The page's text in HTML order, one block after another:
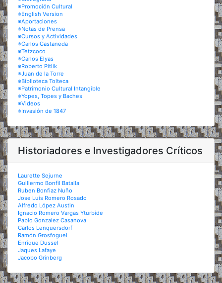
※Promoción Cultural
※English Version
※Aportaciones
※Notas de Prensa
※Cursos y Actividades
※Carlos Castaneda
※Tetzcoco
※Carlos Elyas
※Roberto Pitlik
※Juan de la Torre
※Biblioteca Tolteca
※Patrimonio Cultural Intangible
※Yopes, Topes y Baches
※Videos
※Invasión de 1847
Historiadores e Investigadores Críticos
Laurette Sejurne
Guillermo Bonfil Batalla
Ruben Bonfiaz Nuño
Jose Luis Romero Rosado
Alfredo López Austin
Ignacio Romero Vargas Yturbide
Pablo Gonzalez Casanova
Carlos Lenquersdorf
Ramón Grosfoguel
Enrique Dussel
Jaques Lafaye
Jacobo Grinberg